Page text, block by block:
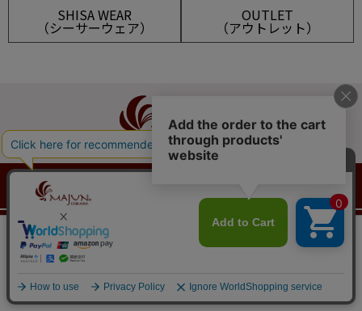
SHISA WEAR
（シーサーウェア）
OUTLET
（アウトレット）
マイアカウント
新規会員登録
ショッピングガイド 送料とお支払い方法について
会員は715ポイント付与！
¥14,300税込